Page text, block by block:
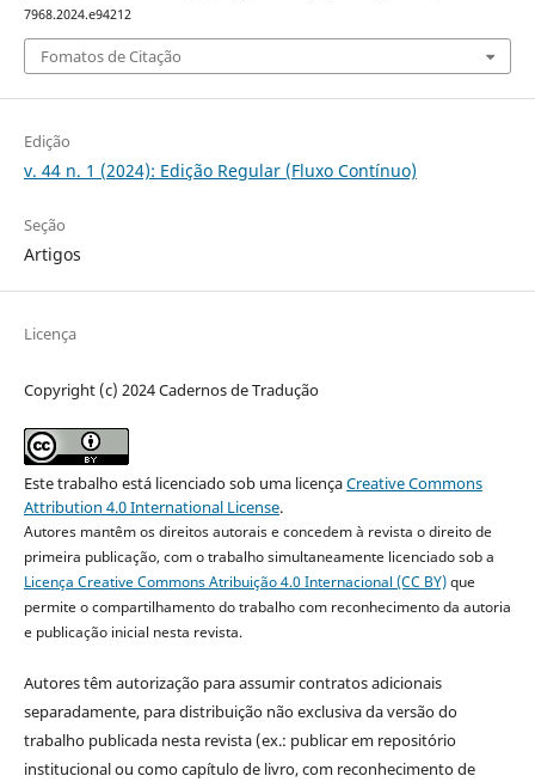
7968.2024.e94212
Fomatos de Citação
Edição
v. 44 n. 1 (2024): Edição Regular (Fluxo Contínuo)
Seção
Artigos
Licença
Copyright (c) 2024 Cadernos de Tradução
Este trabalho está licenciado sob uma licençaCreative Commons
Attribution 4.0 International License.
Autores mantêm os direitos autorais e concedem à revista o direito de
primeira publicação, com o trabalho simultaneamente licenciado sob a
Licença Creative Commons Atribuição 4.0 Internacional (CC BY)que
permite o compartilhamento do trabalho com reconhecimento da autoria
e publicação inicial nesta revista.
Autores têm autorização para assumir contratos adicionais
separadamente, para distribuição não exclusiva da versão do
trabalho publicada nesta revista (ex.: publicar em repositório
institucional ou como capítulo de livro, com reconhecimento de